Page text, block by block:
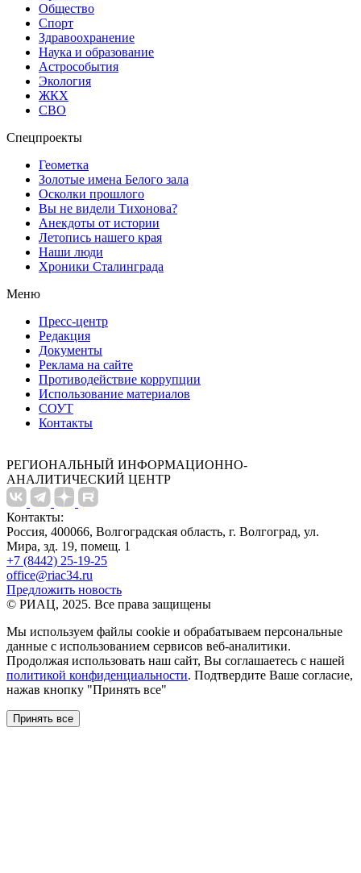
Общество
Спорт
Здравоохранение
Наука и образование
Астрособытия
Экология
ЖКХ
СВО
Спецпроекты
Геометка
Золотые имена Белого зала
Осколки прошлого
Вы не видели Тихонова?
Анекдоты от истории
Летопись нашего края
Наши люди
Хроники Сталинграда
Меню
Пресс-центр
Редакция
Документы
Реклама на сайте
Противодействие коррупции
Использование материалов
СОУТ
Контакты
РЕГИОНАЛЬНЫЙ ИНФОРМАЦИОННО-
АНАЛИТИЧЕСКИЙ ЦЕНТР
Контакты:
Россия, 400066, Волгоградская область, г. Волгоград, ул.
Мира, зд. 19, помещ. 1
+7 (8442) 25-19-25
office@riac34.ru
Предложить новость
© РИАЦ, 2025. Все права защищены
Мы используем файлы сookie и обрабатываем персональные
данные с использованием сервисов веб-аналитики.
Продолжая использовать наш сайт, Вы соглашаетесь с нашей
политикой конфиденциальности. Подтвердите Ваше согласие,
нажав кнопку "Принять все"
Принять все